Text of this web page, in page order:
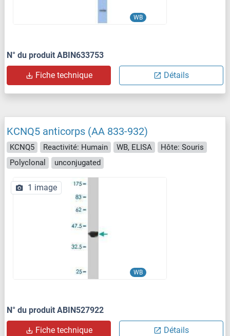
WB
N° du produit ABIN633753
Fiche technique Détails
KCNQ5 anticorps (AA 833-932)
KCNQ5 Reactivité: Humain WB, ELISA
Hôte: Souris
Polyclonal
unconjugated
WB
1 image
N° du produit ABIN527922
Fiche technique Détails